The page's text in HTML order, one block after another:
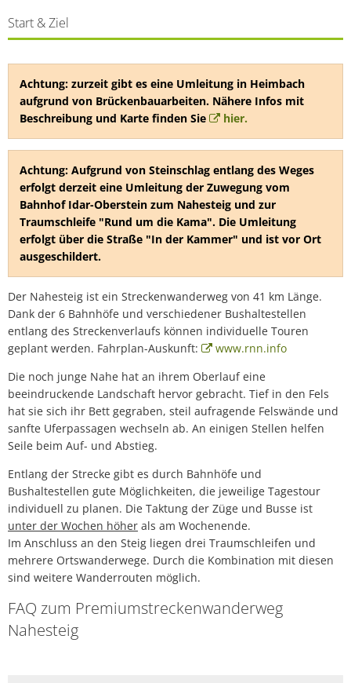
Start & Ziel
Achtung: zurzeit gibt es eine Umleitung in Heimbach
aufgrund von Brückenbauarbeiten. Nähere Infos mit
Beschreibung und Karte finden Sie
hier.
Achtung: Aufgrund von Steinschlag entlang des Weges
erfolgt derzeit eine Umleitung der Zuwegung vom
Bahnhof Idar-Oberstein zum Nahesteig und zur
Traumschleife "Rund um die Kama". Die Umleitung
erfolgt über die Straße "In der Kammer" und ist vor Ort
ausgeschildert.
Der Nahesteig ist ein Streckenwanderweg von 41 km Länge.
Dank der 6 Bahnhöfe und verschiedener Bushaltestellen
entlang des Streckenverlaufs können individuelle Touren
geplant werden. Fahrplan-Auskunft:
www.rnn.info
Die noch junge Nahe hat an ihrem Oberlauf eine
beeindruckende Landschaft hervor gebracht. Tief in den Fels
hat sie sich ihr Bett gegraben, steil aufragende Felswände und
sanfte Uferpassagen wechseln ab. An einigen Stellen helfen
Seile beim Auf- und Abstieg.
Entlang der Strecke gibt es durch Bahnhöfe und
Bushaltestellen gute Möglichkeiten, die jeweilige Tagestour
individuell zu planen. Die Taktung der Züge und Busse ist
unter der Wochen höher als am Wochenende.
Im Anschluss an den Steig liegen drei Traumschleifen und
mehrere Ortswanderwege. Durch die Kombination mit diesen
sind weitere Wanderrouten möglich.
FAQ zum Premiumstreckenwanderweg
Nahesteig